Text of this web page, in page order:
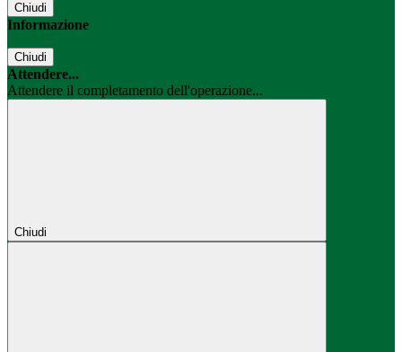
Chiudi
Informazione
Chiudi
Attendere...
Attendere il completamento dell'operazione...
Chiudi